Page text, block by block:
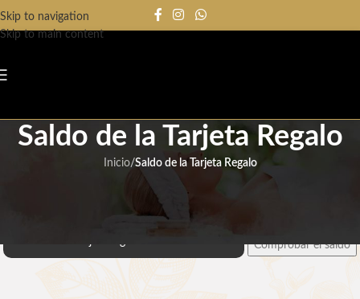
Skip to navigation
Skip to main content
Saldo de la Tarjeta Regalo
Inicio/Saldo de la Tarjeta Regalo
Comprobar el saldo de la tarjeta de regalo